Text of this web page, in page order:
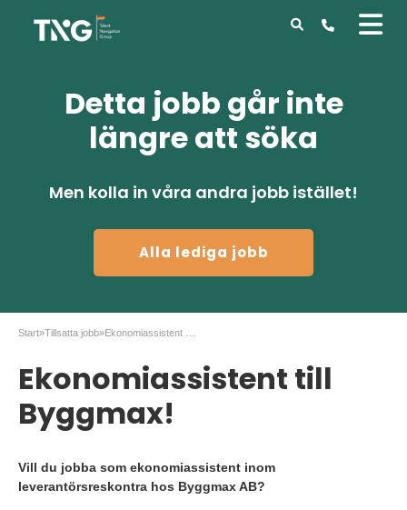
Detta jobb går inte
längre att söka
Men kolla in våra andra jobb istället!
Alla lediga jobb
Start»Tillsatta jobb»
Ekonomiassistent till
Byggmax!
Vill du jobba som ekonomiassistent inom
leverantörsreskontra hos Byggmax AB?